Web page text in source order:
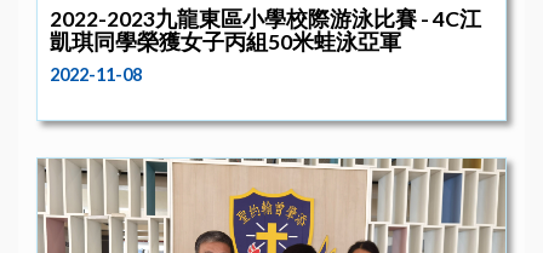
2022-2023九龍東區小學校際游泳比賽 - 4C江
凱琪同學榮獲女子丙組50米蛙泳亞軍
2022-11-08